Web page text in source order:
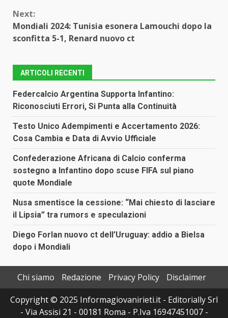
Next:
Mondiali 2024: Tunisia esonera Lamouchi dopo la
sconfitta 5-1, Renard nuovo ct
ARTICOLI RECENTI
Federcalcio Argentina Supporta Infantino:
Riconosciuti Errori, Si Punta alla Continuità
Testo Unico Adempimenti e Accertamento 2026:
Cosa Cambia e Data di Avvio Ufficiale
Confederazione Africana di Calcio conferma
sostegno a Infantino dopo scuse FIFA sul piano
quote Mondiale
Nusa smentisce la cessione: “Mai chiesto di lasciare
il Lipsia” tra rumors e speculazioni
Diego Forlan nuovo ct dell’Uruguay: addio a Bielsa
dopo i Mondiali
Chi siamo Redazione Privacy Policy
Disclaimer
Copyright © 2025 Informagiovanirieti.it - Editorially Srl
- Via Assisi 21 - 00181 Roma - P.Iva 16947451007 -